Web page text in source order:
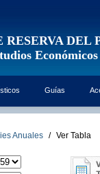
DEL
Económicos
Guías
Anuales / Ver Tabla